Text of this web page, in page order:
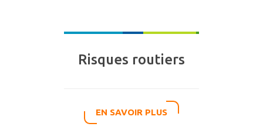
Risques routiers
EN SAVOIR PLUS